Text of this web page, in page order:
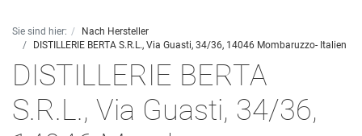
Sie sind hier:
Nach Hersteller
DISTILLERIE BERTA S.R.L., Via Guasti, 34/36, 14046 Mombaruzzo- Italien
DISTILLERIE BERTA
S.R.L., Via Guasti, 34/36,